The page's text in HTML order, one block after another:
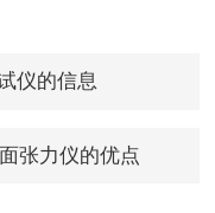
仪的信息
张力仪的优点